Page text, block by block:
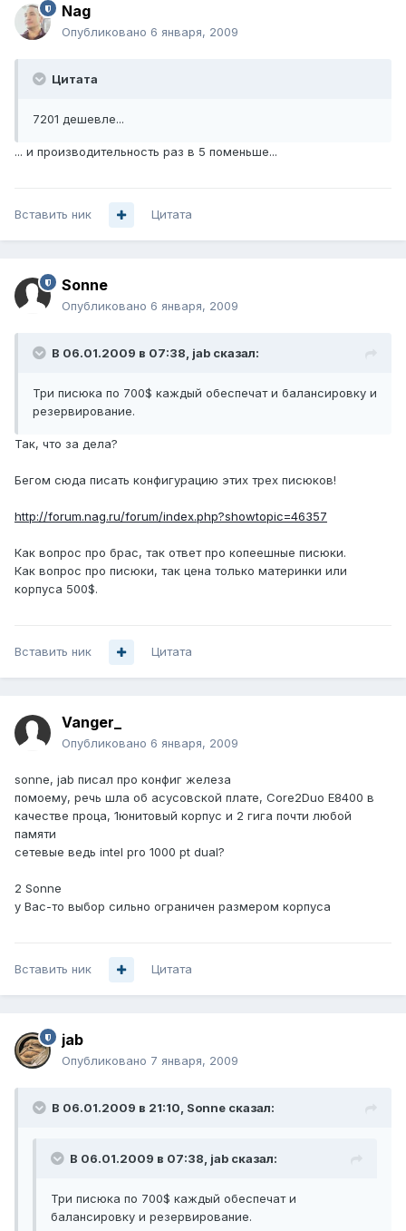
Nag
Опубликовано 6 января, 2009
Цитата
7201 дешевле...
... и производительность раз в 5 поменьше...
Вставить ник Цитата
Sonne
Опубликовано 6 января, 2009
В 06.01.2009 в 07:38, jab сказал:
Три писюка по 700$ каждый обеспечат и балансировку и
резервирование.
Так, что за дела?
Бегом сюда писать конфигурацию этих трех писюков!
http://forum.nag.ru/forum/index.php?showtopic=46357
Как вопрос про брас, так ответ про копеешные писюки.
Как вопрос про писюки, так цена только материнки или
корпуса 500$.
Вставить ник Цитата
Vanger_
Опубликовано 6 января, 2009
sonne, jab писал про конфиг железа
помоему, речь шла об асусовской плате, Core2Duo E8400 в
качестве проца, 1юнитовый корпус и 2 гига почти любой
памяти
сетевые ведь intel pro 1000 pt dual?
2 Sonne
у Вас-то выбор сильно ограничен размером корпуса
Вставить ник Цитата
jab
Опубликовано 7 января, 2009
В 06.01.2009 в 21:10, Sonne сказал:
В 06.01.2009 в 07:38, jab сказал:
Три писюка по 700$ каждый обеспечат и
балансировку и резервирование.